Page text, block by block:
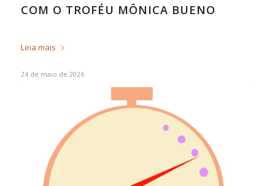
COM O TROFÉU MÔNICA BUENO
Leia mais
24 de maio de 2026